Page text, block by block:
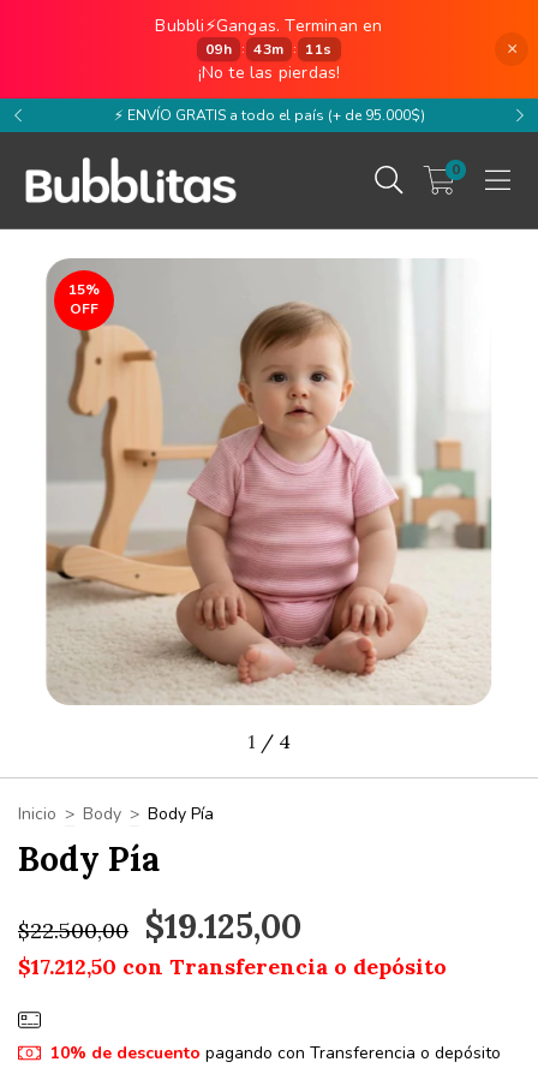
×
Bubbli⚡️Gangas. Terminan en
09h : 43m : 11s
¡No te las pierdas!
⚡️ ENVÍO GRATIS a todo el país (+ de 95.000$)
0
15%
OFF
1 / 4
Inicio > Body > Body Pía
Body Pía
$22.500,00 $19.125,00
$17.212,50 con Transferencia o depósito
10% de descuento pagando con Transferencia o depósito